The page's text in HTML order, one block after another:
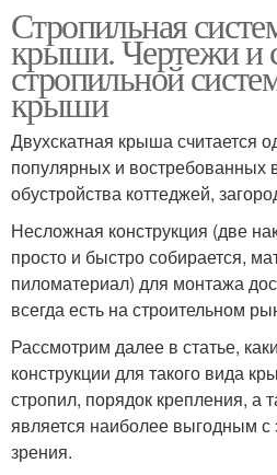
Мансардные крыши
Крыша с выносом
Стропильная
крыши. Чертежи и
стропильной
крыши
Двухскатная крыша считается
популярных и востребованных
обустройства коттеджей,
Несложная конструкция (две
просто и быстро собирается,
пиломатериал) для монтажа
всегда есть на строительном
Рассмотрим далее в статье,
конструкции для такого вида
стропил, порядок крепления, а
является наиболее выгодным с
зрения.